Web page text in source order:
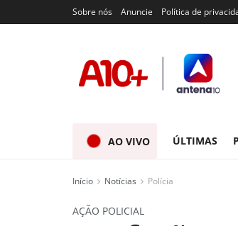
Sobre nós Anuncie Política de
AO VIVO ÚLTIMAS
Início Notícias Polícia
AÇÃO POLICIAL